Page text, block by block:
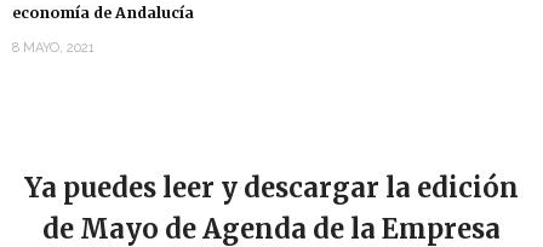
economía de Andalucía
8 MAYO, 2021
Ya puedes leer y descargar la edición
de Mayo de Agenda de la Empresa